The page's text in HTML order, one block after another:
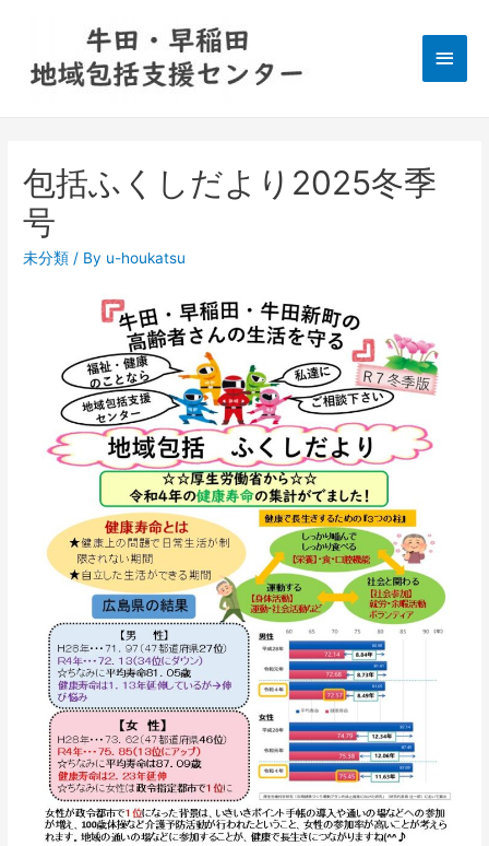
包括ふくしだより2025冬季
号
未分類 / By u-houkatsu